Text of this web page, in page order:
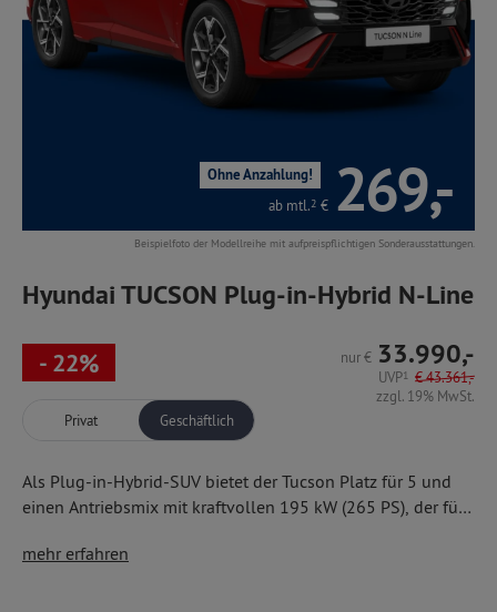
ab mtl.2 €
Ohne Anzahlung! 269,-
Beispielfoto der Modellreihe mit aufpreispflichtigen Sonderausstattungen.
Hyundai TUCSON Plug-in-Hybrid N-Line
- 22% nur€ 33.990,-
UVP1 €43.361,-
zzgl. 19% MwSt.
Privat
Geschäftlich
Als Plug-in-Hybrid-SUV bietet der Tucson Platz für 5 und
einen Antriebsmix mit kraftvollen 195 kW (265 PS), der für
und 1,65 t Anhängelast bewegt. Die umfassende
modernsten Assistenzsystemen, u. a.
Verkehrszeichenerkennung, Notbrems-, Spurhalte- und
mehr erfahren